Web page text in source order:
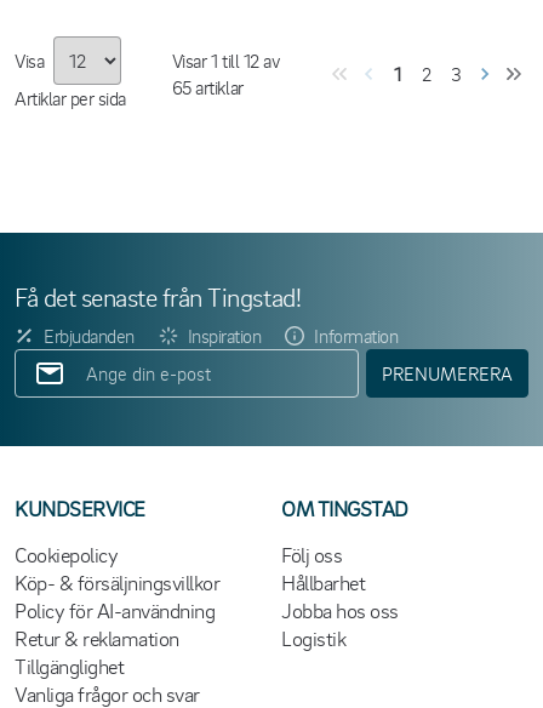
Visa
Artiklar per sida
Visar1 till 12av
65artiklar
1 2 3
Få det senaste från Tingstad!
Erbjudanden Inspiration
Information
PRENUMERERA
KUNDSERVICE
Cookiepolicy
Köp- & försäljningsvillkor
Policy för AI-användning
Retur & reklamation
Tillgänglighet
Vanliga frågor och svar
OM TINGSTAD
Följ oss
Hållbarhet
Jobba hos oss
Logistik